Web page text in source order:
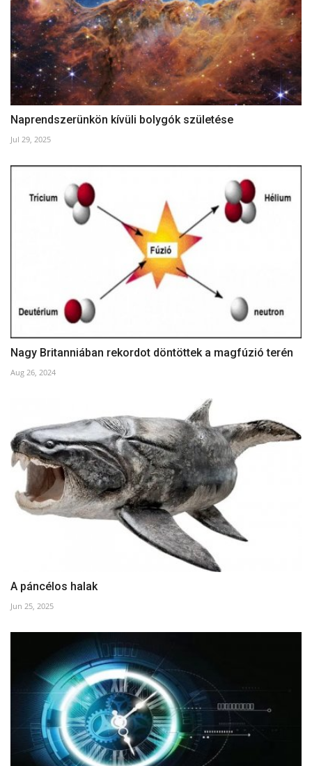
Naprendszerünkön kívüli bolygók születése
Jul 29, 2025
Nagy Britanniában rekordot döntöttek a magfúzió terén
Aug 26, 2024
A páncélos halak
Jun 25, 2025